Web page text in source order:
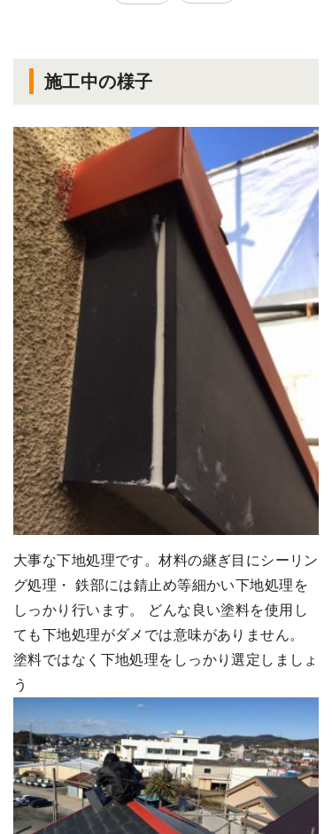
施工中の様子
大事な下地処理です。材料の継ぎ目にシーリン
グ処理・ 鉄部には錆止め等細かい下地処理を
しっかり行います。 どんな良い塗料を使用し
ても下地処理がダメでは意味がありません。
塗料ではなく下地処理をしっかり選定しましょ
う